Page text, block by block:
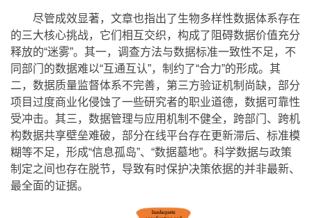
尽管成效显著，文章也指出了生物多样性数据体系存在
的三大核心挑战，它们相互交织，构成了阻碍数据价值充分
释放的“迷雾”。其一，调查方法与数据标准一致性不足，不
同部门的数据难以“互通互认”，制约了“合力”的形成。其
二，数据质量监督体系不完善，第三方验证机制尚缺，部分
项目过度商业化侵蚀了一些研究者的职业道德，数据可靠性
受冲击。其三，数据管理与应用机制不健全，跨部门、跨机
构数据共享壁垒难破，部分在线平台存在更新滞后、标准模
糊等不足，形成“信息孤岛”、“数据墓地”。科学数据与政策
制定之间也存在脱节，导致有时保护决策依据的并非最新、
最全面的证据。